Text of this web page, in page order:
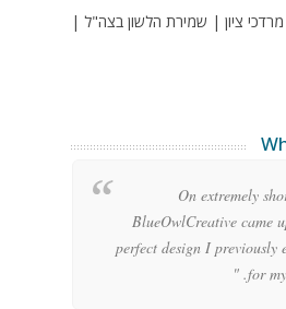
ציון | שמירת הלשון בצה"ל |
"On extremely
BlueOwlCreative came
perfect design I previously
for my